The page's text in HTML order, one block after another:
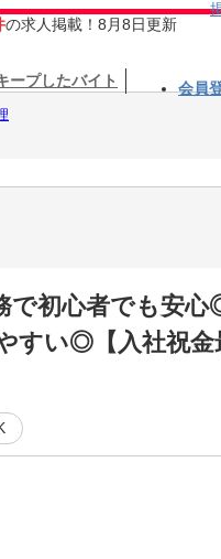
の求人掲載！8月8日更新
ープしたバイト 会員
で初心者でも安
すい◎【入社祝金